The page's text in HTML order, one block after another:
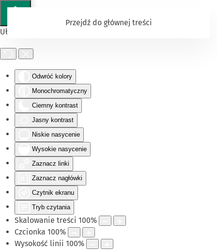
Ułatwienia dostępu
Odwróć kolory
Monochromatyczny
Ciemny kontrast
Jasny kontrast
Niskie nasycenie
Wysokie nasycenie
Zaznacz linki
Zaznacz nagłówki
Czytnik ekranu
Tryb czytania
Skalowanie treści 100%
Czcionka 100%
Wysokość linii 100%
Przejdź do głównej treści